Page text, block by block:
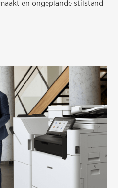
en ongeplande stilstand